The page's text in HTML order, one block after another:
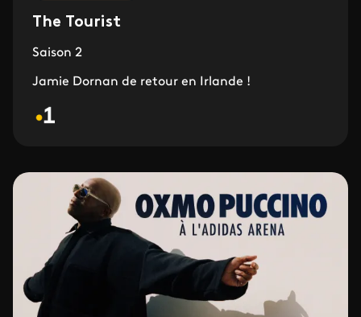
The Tourist
Saison 2
Jamie Dornan de retour en Irlande !